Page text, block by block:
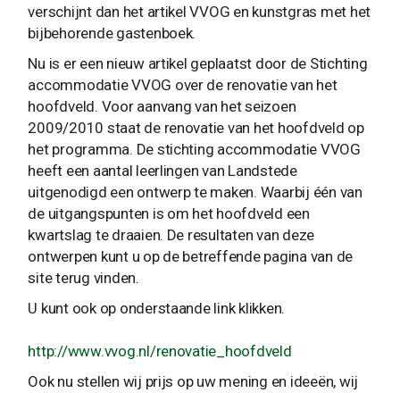
verschijnt dan het artikel VVOG en kunstgras met het
bijbehorende gastenboek.
Nu is er een nieuw artikel geplaatst door de Stichting
accommodatie VVOG over de renovatie van het
hoofdveld. Voor aanvang van het seizoen
2009/2010 staat de renovatie van het hoofdveld op
het programma. De stichting accommodatie VVOG
heeft een aantal leerlingen van Landstede
uitgenodigd een ontwerp te maken. Waarbij één van
de uitgangspunten is om het hoofdveld een
kwartslag te draaien. De resultaten van deze
ontwerpen kunt u op de betreffende pagina van de
site terug vinden.
U kunt ook op onderstaande link klikken.
http://www.vvog.nl/renovatie_hoofdveld
Ook nu stellen wij prijs op uw mening en ideeën, wij